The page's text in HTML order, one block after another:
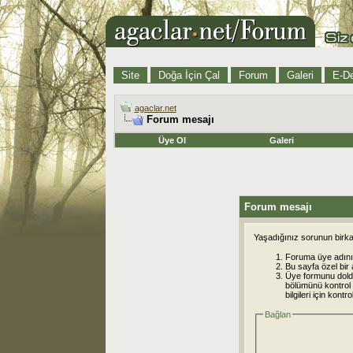
Site Doğa İçin Çal Forum Galeri E-
agaclar.net
Forum mesajı
Üye Ol Galeri
Forum mesajı
Yaşadığınız sorunun
Foruma üye
Bu sayfa özel bir
Üye formunu
bölümünü kontrol
bilgileri için
Bağlan